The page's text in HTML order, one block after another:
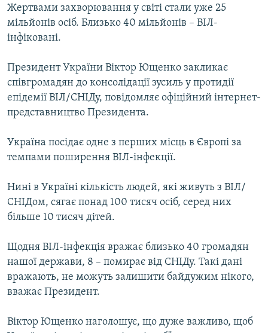
РУС
УКР
ДОЛУЧАЙСЯ!
Усі сайти RFE/RL
Жертвами захворювання у світі стали уже 25
мільйонів осіб. Близько 40 мільйонів – ВІЛ-
інфіковані.
Президент України Віктор Ющенко закликає
співгромадян до консолідації зусиль у протидії
епідемії ВІЛ/СНІДу, повідомляє офіційний інтернет-
представництво Президента.
Україна посідає одне з перших місць в Європі за
темпами поширення ВІЛ-інфекції.
Нині в Україні кількість людей, які живуть з ВІЛ/
СНІДом, сягає понад 100 тисяч осіб, серед них
більше 10 тисяч дітей.
Щодня ВІЛ-інфекція вражає близько 40 громадян
нашої держави, 8 – помирає від СНІДу. Такі дані
вражають, не можуть залишити байдужим нікого,
вважає Президент.
Віктор Ющенко наголошує, що дуже важливо, щоб